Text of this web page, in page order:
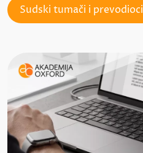
Sudski tumači i prevodioci